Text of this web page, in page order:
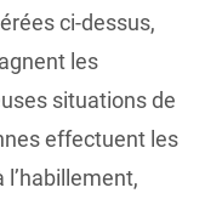
ci-dessus,
les
situations de
effectuent les
l’habillement,